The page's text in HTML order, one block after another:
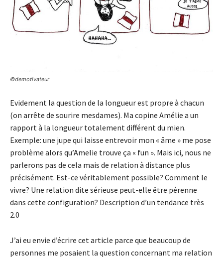
©demotivateur
Evidement la question de la longueur est propre à chacun
(on arrête de sourire mesdames). Ma copine Amélie a un
rapport à la longueur totalement différent du mien.
Exemple: une jupe qui laisse entrevoir mon « âme » me pose
problème alors qu’Amelie trouve ça « fun ». Mais ici, nous ne
parlerons pas de cela mais de relation à distance plus
précisément. Est-ce véritablement possible? Comment le
vivre? Une relation dite sérieuse peut-elle être pérenne
dans cette configuration? Description d’un tendance très
2.0
J’ai eu envie d’écrire cet article parce que beaucoup de
personnes me posaient la question concernant ma relation